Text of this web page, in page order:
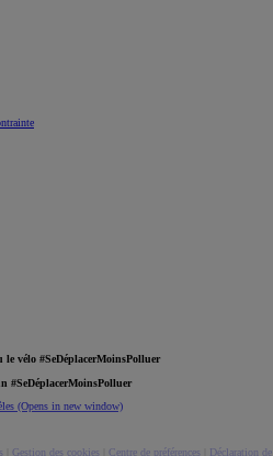
vélo #SeDéplacerMoinsPolluer
#SeDéplacerMoinsPolluer
(Opens in new window)
Gestion des cookies Centre de préférences Déclaration de